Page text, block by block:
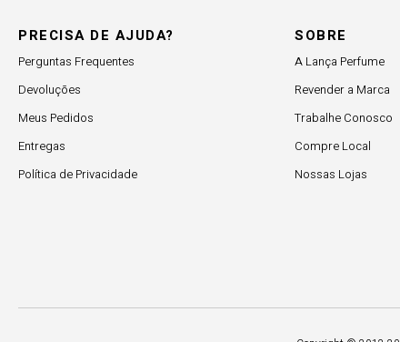
PRECISA DE AJUDA?
Perguntas Frequentes
Devoluções
Meus Pedidos
Entregas
Política de Privacidade
SOBRE
A Lança Perfume
Revender a Marca
Trabalhe Conosco
Compre Local
Nossas Lojas